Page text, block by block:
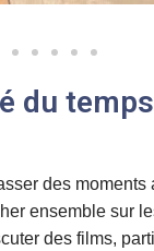
du
des moments
ensemble sur
des films,